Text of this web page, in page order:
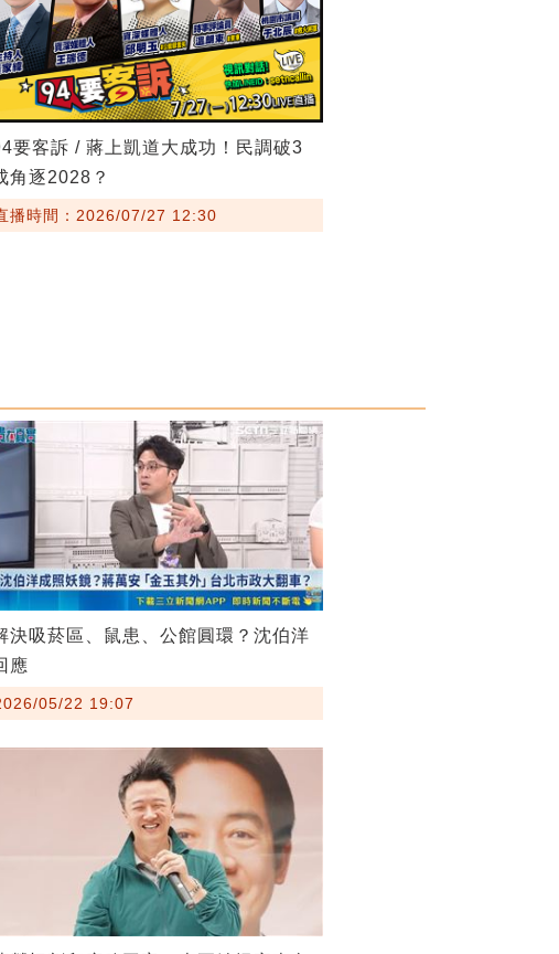
要客訴 / 蔣上凱道大成功！民調破3
角逐2028？
播時間：2026/07/27 12:30
決吸菸區、鼠患、公館圓環？沈伯洋
應
05/22 19:07